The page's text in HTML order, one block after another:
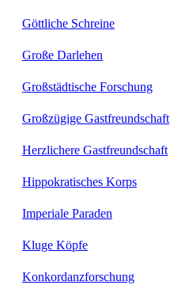
Göttliche Schreine
Große Darlehen
Großstädtische Forschung
Großzügige Gastfreundschaft
Herzlichere Gastfreundschaft
Hippokratisches Korps
Imperiale Paraden
Kluge Köpfe
Konkordanzforschung